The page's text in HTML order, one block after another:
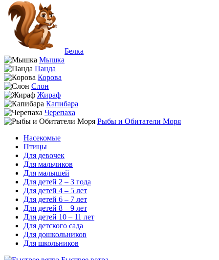
Белка
Мышка
Панда
Корова
Слон
Жираф
Капибара
Черепаха
Рыбы и Обитатели Моря
Насекомые
Птицы
Для девочек
Для мальчиков
Для малышей
Для детей 2 – 3 года
Для детей 4 – 5 лет
Для детей 6 – 7 лет
Для детей 8 – 9 лет
Для детей 10 – 11 лет
Для детского сада
Для дошкольников
Для школьников